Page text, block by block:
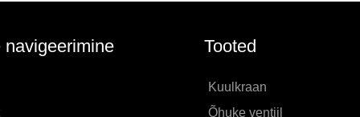
navigeerimine Tooted
Kuulkraan
Õhuke ventiil